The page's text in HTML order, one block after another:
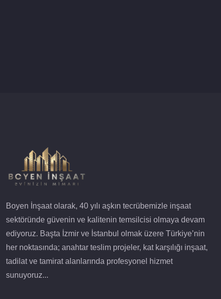
Boyen İnşaat olarak, 40 yılı aşkın tecrübemizle inşaat
sektöründe güvenin ve kalitenin temsilcisi olmaya devam
ediyoruz. Başta İzmir ve İstanbul olmak üzere Türkiye’nin
her noktasında; anahtar teslim projeler, kat karşılığı inşaat,
tadilat ve tamirat alanlarında profesyonel hizmet
sunuyoruz...